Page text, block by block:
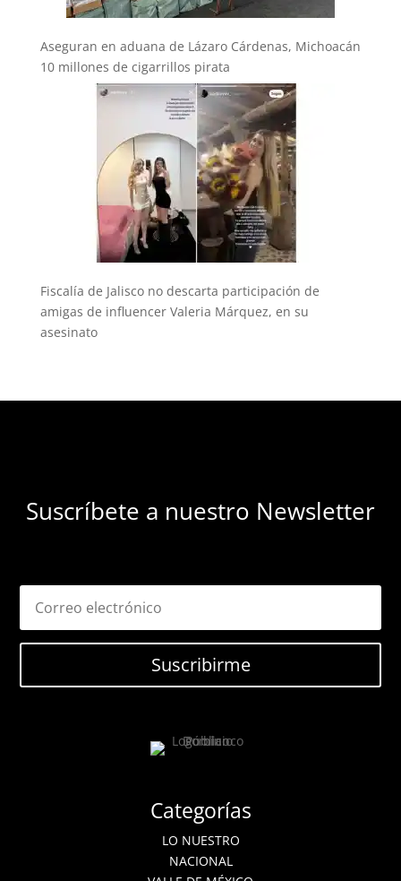
Aseguran en aduana de Lázaro Cárdenas, Michoacán
10 millones de cigarrillos pirata
Fiscalía de Jalisco no descarta participación de
amigas de influencer Valeria Márquez, en su
asesinato
Suscríbete a nuestro Newsletter
Suscribirme
Categorías
LO NUESTRO
NACIONAL